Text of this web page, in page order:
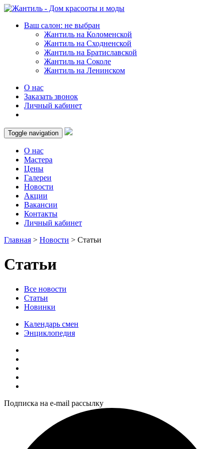
Ваш салон: не выбран
Жантиль на Коломенской
Жантиль на Сходненской
Жантиль на Братиславской
Жантиль на Соколе
Жантиль на Ленинском
О нас
Заказать звонок
Личный кабинет
Toggle navigation
О нас
Мастера
Цены
Галереи
Новости
Акции
Вакансии
Контакты
Личный кабинет
Главная > Новости > Статьи
Статьи
Все новости
Статьи
Новинки
Календарь смен
Энциклопедия
Подписка на e-mail рассылку